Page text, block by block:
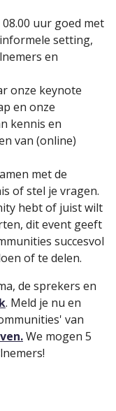
uur goed met
setting,
en
onze keynote
en onze
kennis en
van (online)
met de
of stel je vragen.
hebt of juist wilt
dit event geeft
succesvol
of te delen.
de sprekers en
. Meld je nu en
van
.We mogen 5